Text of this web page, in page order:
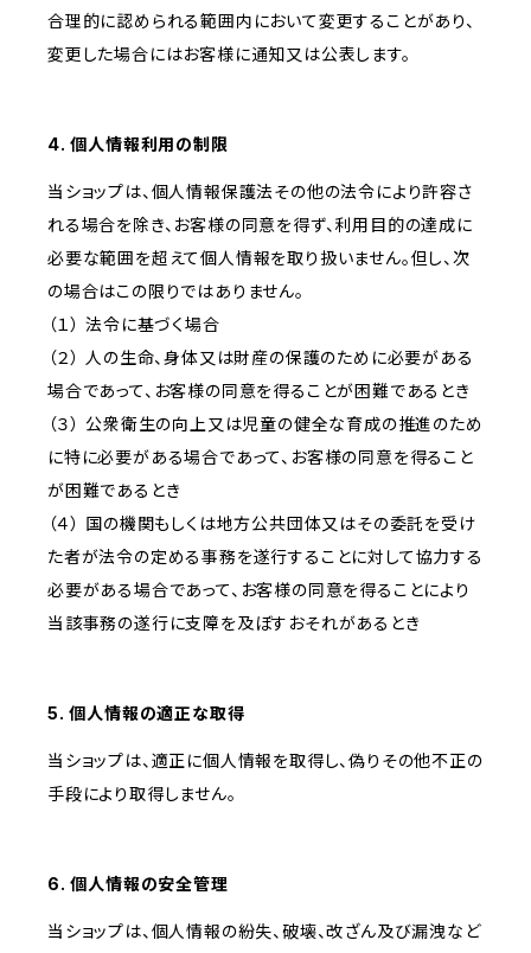
合理的に認められる範囲内において変更することがあり、
変更した場合にはお客様に通知又は公表します。
4. 個人情報利用の制限
当ショップは、個人情報保護法その他の法令により許容さ
れる場合を除き、お客様の同意を得ず、利用目的の達成に
必要な範囲を超えて個人情報を取り扱いません。但し、次
の場合はこの限りではありません。
（１） 法令に基づく場合
（２） 人の生命、身体又は財産の保護のために必要がある
場合であって、お客様の同意を得ることが困難であるとき
（３） 公衆衛生の向上又は児童の健全な育成の推進のため
に特に必要がある場合であって、お客様の同意を得ること
が困難であるとき
（４） 国の機関もしくは地方公共団体又はその委託を受け
た者が法令の定める事務を遂行することに対して協力する
必要がある場合であって、お客様の同意を得ることにより
当該事務の遂行に支障を及ぼすおそれがあるとき
5. 個人情報の適正な取得
当ショップは、適正に個人情報を取得し、偽りその他不正の
手段により取得しません。
6. 個人情報の安全管理
当ショップは、個人情報の紛失、破壊、改ざん及び漏洩など